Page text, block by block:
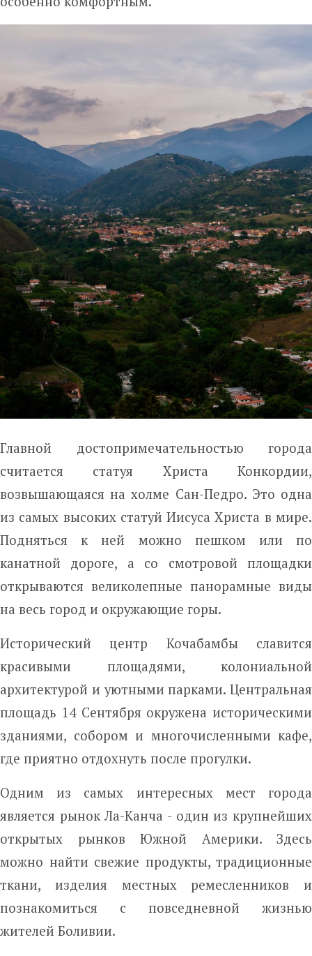
Главной достопримечательностью города
считается статуя Христа Конкордии,
возвышающаяся на холме Сан-Педро. Это одна
из самых высоких статуй Иисуса Христа в мире.
Подняться к ней можно пешком или по
канатной дороге, а со смотровой площадки
открываются великолепные панорамные виды
на весь город и окружающие горы.
Исторический центр Кочабамбы славится
красивыми площадями, колониальной
архитектурой и уютными парками. Центральная
площадь 14 Сентября окружена историческими
зданиями, собором и многочисленными кафе,
где приятно отдохнуть после прогулки.
Одним из самых интересных мест города
является рынок Ла-Канча - один из крупнейших
открытых рынков Южной Америки. Здесь
можно найти свежие продукты, традиционные
ткани, изделия местных ремесленников и
познакомиться с повседневной жизнью
жителей Боливии.